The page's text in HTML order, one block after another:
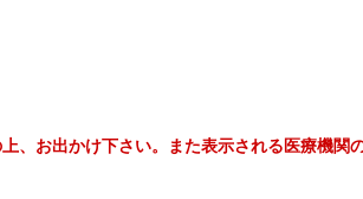
、お出かけ下さい。また表示される医療機関